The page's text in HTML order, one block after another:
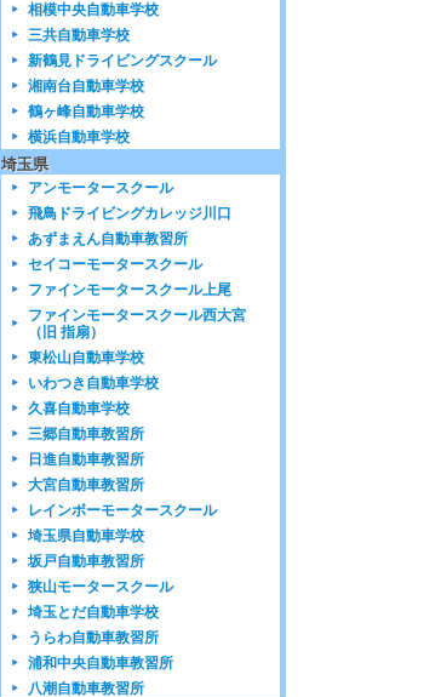
相模中央自動車学校
三共自動車学校
新鶴見ドライビングスクール
湘南台自動車学校
鶴ヶ峰自動車学校
横浜自動車学校
埼玉県
アンモータースクール
飛鳥ドライビングカレッジ川口
あずまえん自動車教習所
セイコーモータースクール
ファインモータースクール上尾
ファインモータースクール西大宮
（旧 指扇）
東松山自動車学校
いわつき自動車学校
久喜自動車学校
三郷自動車教習所
日進自動車教習所
大宮自動車教習所
レインボーモータースクール
埼玉県自動車学校
坂戸自動車教習所
狭山モータースクール
埼玉とだ自動車学校
うらわ自動車教習所
浦和中央自動車教習所
八潮自動車教習所